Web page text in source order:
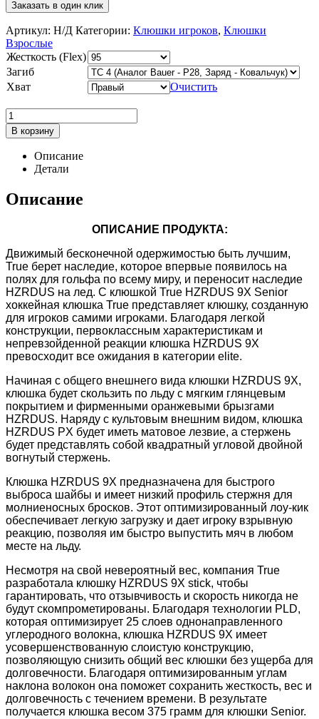
Артикул: Н/Д Категории: Клюшки игроков, Клюшки
Взрослые
Жесткость (Flex)
Загиб
Хват
Очистить
В корзину
Описание
Детали
Описание
ОПИСАНИЕ ПРОДУКТА:
Движимый бесконечной одержимостью быть лучшим,
True берет наследие, которое впервые появилось на
полях для гольфа по всему миру, и переносит наследие
HZRDUS на лед. С клюшкой True HZRDUS 9X Senior
хоккейная клюшка True представляет клюшку, созданную
для игроков самими игроками. Благодаря легкой
конструкции, первоклассным характеристикам и
непревзойденной реакции клюшка HZRDUS 9X
превосходит все ожидания в категории elite.
Начиная с общего внешнего вида клюшки HZRDUS 9X,
клюшка будет скользить по льду с мягким глянцевым
покрытием и фирменными оранжевыми брызгами
HZRDUS. Наряду с культовым внешним видом, клюшка
HZRDUS PX будет иметь матовое лезвие, а стержень
будет представлять собой квадратный угловой двойной
вогнутый стержень.
Клюшка HZRDUS 9X предназначена для быстрого
выброса шайбы и имеет низкий профиль стержня для
молниеносных бросков. Этот оптимизированный лоу-кик
обеспечивает легкую загрузку и дает игроку взрывную
реакцию, позволяя им быстро выпустить мяч в любом
месте на льду.
Несмотря на свой невероятный вес, компания True
разработала клюшку HZRDUS 9X stick, чтобы
гарантировать, что отзывчивость и скорость никогда не
будут скомпрометированы. Благодаря технологии PLD,
которая оптимизирует 25 слоев однонаправленного
углеродного волокна, клюшка HZRDUS 9X имеет
усовершенствованную слоистую конструкцию,
позволяющую снизить общий вес клюшки без ущерба для
долговечности. Благодаря оптимизированным углам
наклона волокон она поможет сохранить жесткость, вес и
долговечность с течением времени. В результате
получается клюшка весом 375 грамм для клюшки Senior.